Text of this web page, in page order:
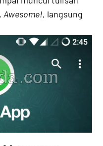
Awesome!, langsung